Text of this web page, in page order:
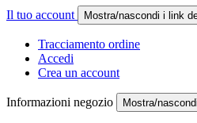
Il tuo account Mostra/nascondi i link
Tracciamento ordine
Accedi
Crea un account
Informazioni negozio Mostra/